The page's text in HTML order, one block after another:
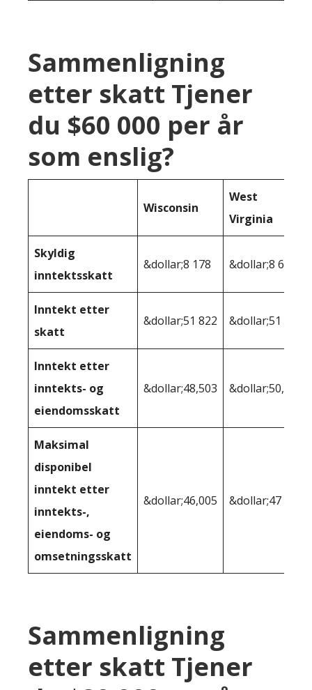
Sammenligning
etter skatt Tjener
du $60 000 per år
som enslig?
Wisconsin
West
Virginia
Skyldig
inntektsskatt
&dollar;8 178 &dollar;8 623
Inntekt etter
skatt
&dollar;51 822 &dollar;51 377
Inntekt etter
inntekts- og
eiendomsskatt
&dollar;48,503 &dollar;50,645
Maksimal
disponibel
inntekt etter
inntekts-,
eiendoms- og
omsetningsskatt
&dollar;46,005 &dollar;47 545
Sammenligning
etter skatt Tjener